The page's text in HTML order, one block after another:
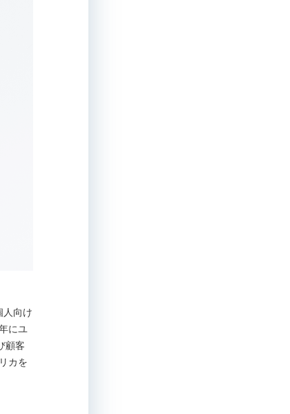
人向け
にユ
顧客
カを